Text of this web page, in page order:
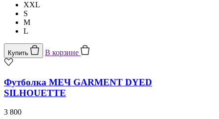
XXL
S
M
L
Купить В корзине
Футболка МЕЧ GARMENT DYED
SILHOUETTE
3 800